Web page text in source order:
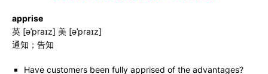
apprise
英 [əˈpraɪz] 美 [əˈpraɪz]
通知；告知
Have customers been fully apprised of the advantages?